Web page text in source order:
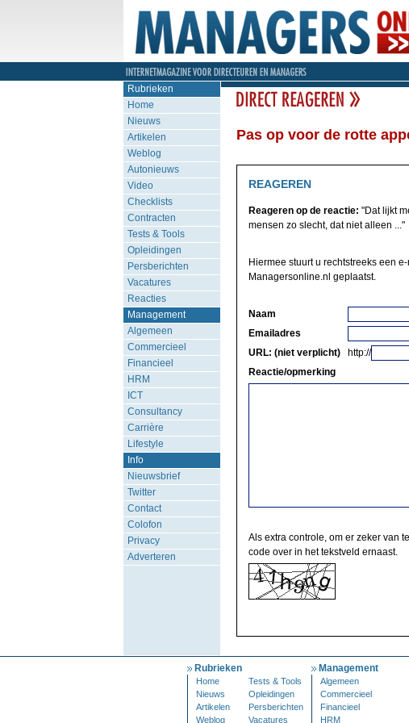
Rubrieken
Home
Nieuws
Artikelen
Weblog
Autonieuws
Video
Checklists
Contracten
Tests & Tools
Opleidingen
Persberichten
Vacatures
Reacties
Management
Algemeen
Commercieel
Financieel
HRM
ICT
Consultancy
Carrière
Lifestyle
Info
Nieuwsbrief
Twitter
Contact
Colofon
Privacy
Adverteren
Pas op voor de rotte
REAGEREN
Reageren op de reactie: "Dat lijkt
mensen zo slecht, dat niet alleen ..."
Hiermee stuurt u rechtstreeks een
Managersonline.nl geplaatst.
Naam
Emailadres
URL: (niet verplicht)
http://
Reactie/opmerking
Als extra controle, om er zeker van
code over in het tekstveld ernaast.
Rubrieken
Home
Tests & Tools
Nieuws
Opleidingen
Artikelen
Persberichten
Weblog
Vacatures
Management
Algemeen
Commercieel
Financieel
HRM